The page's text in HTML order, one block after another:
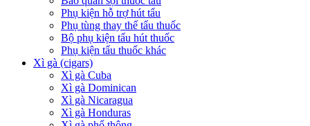
Phụ kiện hỗ trợ hút tẩu
Phụ tùng thay thế tẩu thuốc
Bộ phụ kiện tẩu hút thuốc
Phụ kiện tẩu thuốc khác
Xì gà (cigars)
Xì gà Cuba
Xì gà Dominican
Xì gà Nicaragua
Xì gà Honduras